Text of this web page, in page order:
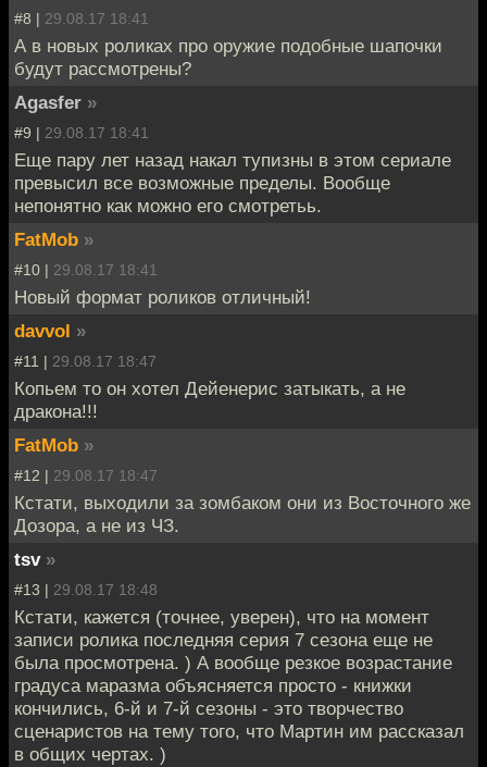
#8 | 29.08.17 18:41
А в новых роликах про оружие подобные шапочки
будут рассмотрены?
Agasfer »
#9 | 29.08.17 18:41
Еще пару лет назад накал тупизны в этом сериале
превысил все возможные пределы. Вообще
непонятно как можно его смотретьь.
FatMob »
#10 | 29.08.17 18:41
Новый формат роликов отличный!
davvol »
#11 | 29.08.17 18:47
Копьем то он хотел Дейенерис затыкать, а не
дракона!!!
FatMob »
#12 | 29.08.17 18:47
Кстати, выходили за зомбаком они из Восточного же
Дозора, а не из ЧЗ.
tsv »
#13 | 29.08.17 18:48
Кстати, кажется (точнее, уверен), что на момент
записи ролика последняя серия 7 сезона еще не
была просмотрена. ) А вообще резкое возрастание
градуса маразма объясняется просто - книжки
кончились, 6-й и 7-й сезоны - это творчество
сценаристов на тему того, что Мартин им рассказал
в общих чертах. )